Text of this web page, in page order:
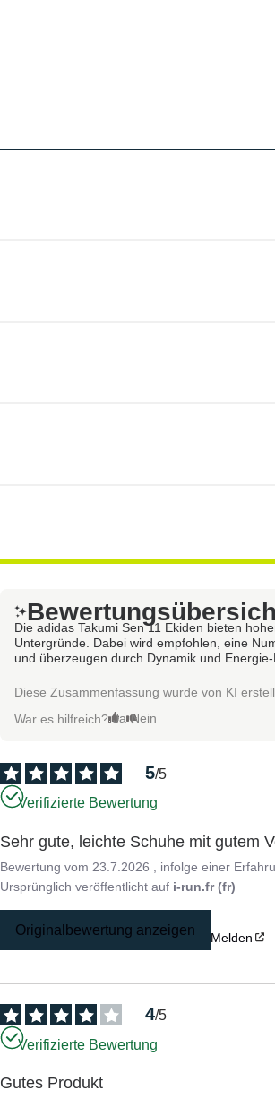
Die adidas Takumi Sen 11 Ekiden bieten
Untergründe. Dabei wird empfohlen, eine
und überzeugen durch Dynamik und Energie-
Diese Zusammenfassung wurde von KI
War es hilfreich? Ja Nein
5/5
Verifizierte Bewertung
Sehr gute, leichte Schuhe mit gutem
Bewertung vom 23.7.2026 , infolge einer
Ursprünglich veröffentlicht auf i-run.fr (fr)
Originalbewertung anzeigen Melden
4/5
Verifizierte Bewertung
Gutes Produkt